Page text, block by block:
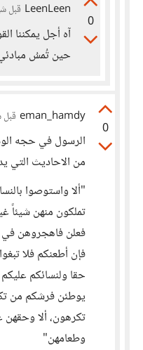
0
LeenLeen قبل
آه أجل يمكننا
حين تُمسُ
0
eman_hamdy
الرسول في حجه
من الاحاديث التي
"ألا واستوصوا
تملكون منهن شيئاً
فعلن فاهجروهن
فإن أطعنكم فلا
حقا ولنسائكم
يوطئن فرشكم من
تكرهون، ألا
وطعامهن"